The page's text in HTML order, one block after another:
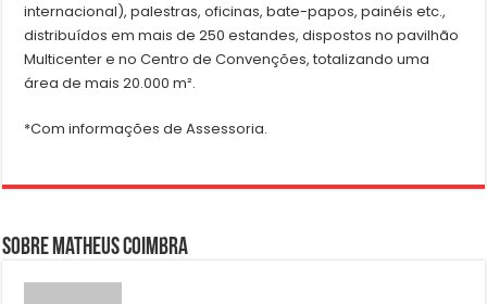
internacional), palestras, oficinas, bate-papos, painéis etc.,
distribuídos em mais de 250 estandes, dispostos no pavilhão
Multicenter e no Centro de Convenções, totalizando uma
área de mais 20.000 m².
*Com informações de Assessoria.
Sobre Matheus Coimbra